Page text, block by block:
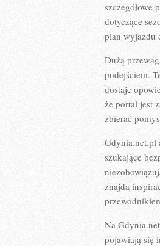
szczegółowe
dotyczące
plan wyjazdu
Dużą
podejściem.
dostaje
że portal jest
zbierać
Gdynia.net.pl
szukające
znajdą
Na
pojawiają się